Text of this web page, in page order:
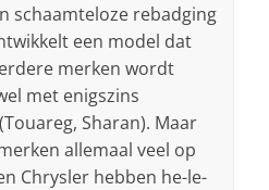
schaamteloze rebadging
een model dat
merken wordt
met enigszins
Sharan). Maar
allemaal veel op
Chrysler hebben he-le-